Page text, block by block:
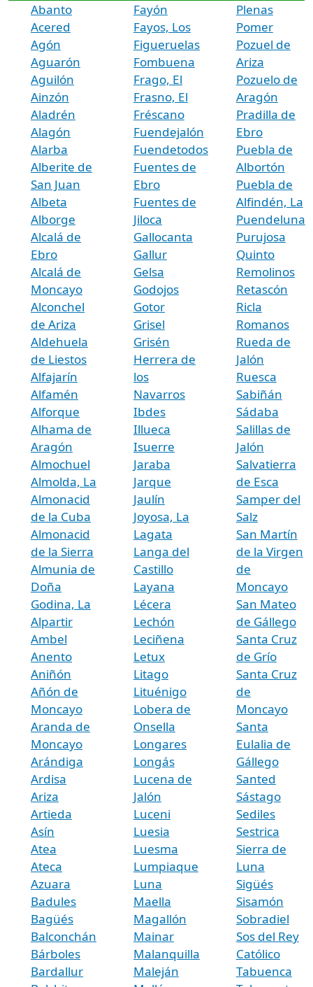
Abanto
Acered
Agón
Aguarón
Aguilón
Ainzón
Aladrén
Alagón
Alarba
Alberite de
San Juan
Albeta
Alborge
Alcalá de
Ebro
Alcalá de
Moncayo
Alconchel
de Ariza
Aldehuela
de Liestos
Alfajarín
Alfamén
Alforque
Alhama de
Aragón
Almochuel
Almolda, La
Almonacid
de la Cuba
Almonacid
de la Sierra
Almunia de
Doña
Godina, La
Alpartir
Ambel
Anento
Aniñón
Añón de
Moncayo
Aranda de
Moncayo
Arándiga
Ardisa
Ariza
Artieda
Asín
Atea
Ateca
Azuara
Badules
Bagüés
Balconchán
Bárboles
Bardallur
Fayón
Fayos, Los
Figueruelas
Fombuena
Frago, El
Frasno, El
Fréscano
Fuendejalón
Fuendetodos
Fuentes de
Ebro
Fuentes de
Jiloca
Gallocanta
Gallur
Gelsa
Godojos
Gotor
Grisel
Grisén
Herrera de
los
Navarros
Ibdes
Illueca
Isuerre
Jaraba
Jarque
Jaulín
Joyosa, La
Lagata
Langa del
Castillo
Layana
Lécera
Lechón
Leciñena
Letux
Litago
Lituénigo
Lobera de
Onsella
Longares
Longás
Lucena de
Jalón
Luceni
Luesia
Luesma
Lumpiaque
Luna
Maella
Magallón
Mainar
Malanquilla
Maleján
Plenas
Pomer
Pozuel de
Ariza
Pozuelo de
Aragón
Pradilla de
Ebro
Puebla de
Albortón
Puebla de
Alfindén, La
Puendeluna
Purujosa
Quinto
Remolinos
Retascón
Ricla
Romanos
Rueda de
Jalón
Ruesca
Sabiñán
Sádaba
Salillas de
Jalón
Salvatierra
de Esca
Samper del
Salz
San Martín
de la Virgen
de
Moncayo
San Mateo
de Gállego
Santa Cruz
de Grío
Santa Cruz
de
Moncayo
Santa
Eulalia de
Gállego
Santed
Sástago
Sediles
Sestrica
Sierra de
Luna
Sigüés
Sisamón
Sobradiel
Sos del Rey
Católico
Tabuenca